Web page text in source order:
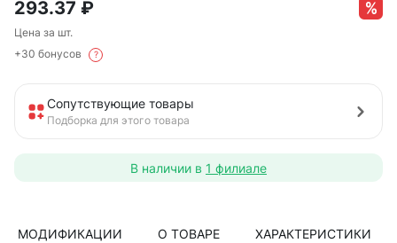
293.37 ₽
Цена за шт.
+30 бонусов
?
Сопутствующие товары
Подборка для этого товара
В наличии в 1 филиале
МОДИФИКАЦИИ О ТОВАРЕ ХАРАКТЕРИСТИКИ